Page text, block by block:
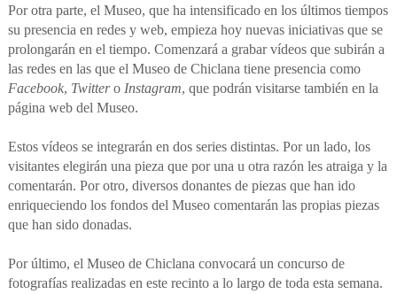
Por otra parte, el Museo, que ha intensificado en los últimos tiempos
su presencia en redes y web, empieza hoy nuevas iniciativas que se
prolongarán en el tiempo. Comenzará a grabar vídeos que subirán a
las redes en las que el Museo de Chiclana tiene presencia como
Facebook, Twittero Instagram, que podrán visitarse también en la
página web del Museo.
Estos vídeos se integrarán en dos series distintas. Por un lado, los
visitantes elegirán una pieza que por una u otra razón les atraiga y la
comentarán. Por otro, diversos donantes de piezas que han ido
enriqueciendo los fondos del Museo comentarán las propias piezas
que han sido donadas.
Por último, el Museo de Chiclana convocará un concurso de
fotografías realizadas en este recinto a lo largo de toda esta semana.